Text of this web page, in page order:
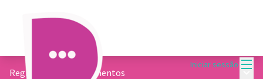
Iniciar sessão
Regional Sede Documentos